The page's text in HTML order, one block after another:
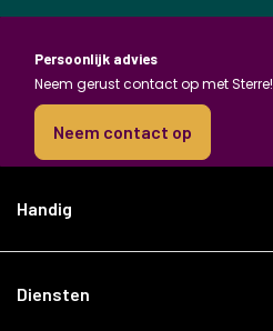
Persoonlijk advies
Neem gerust contact op met Sterre!
Neem contact op
Handig
Diensten